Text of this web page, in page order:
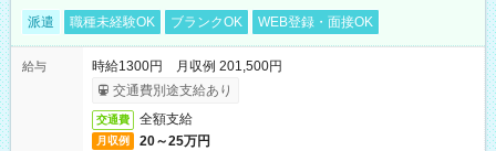
派遣 職種未経験OK ブランクOK WEB登録・面接OK
給与
時給1300円 月収例 201,500円
交通費別途支給あり
交通費 全額支給
月収例 20～25万円